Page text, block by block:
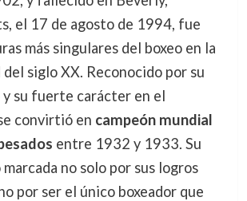
el 17 de agosto de 1994, fue
más singulares del boxeo en la
siglo XX. Reconocido por su
su fuerte carácter en el
convirtió en campeón mundial
entre 1932 y 1933. Su
no solo por sus logros
por ser el único boxeador que